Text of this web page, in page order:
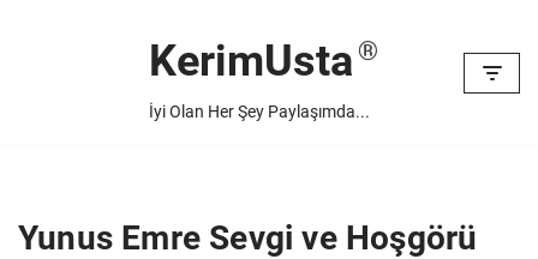
KerimUsta
İyi Olan Her Şey Paylaşımda...
Yunus Emre Sevgi ve Hoşgörü